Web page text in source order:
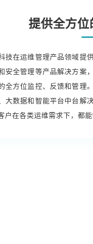
提供全方位
技在运维管理产品领域提
安全管理等产品解决方案
全方位监控、反馈和管理
大数据和智能平台中台解
户在各类运维需求下，都